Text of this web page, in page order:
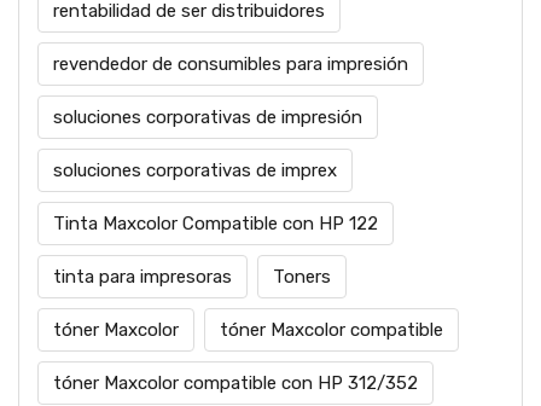
rentabilidad de ser distribuidores
revendedor de consumibles para impresión
soluciones corporativas de impresión
soluciones corporativas de imprex
Tinta Maxcolor Compatible con HP 122
tinta para impresoras Toners
tóner Maxcolor tóner Maxcolor compatible
tóner Maxcolor compatible con HP 312/352